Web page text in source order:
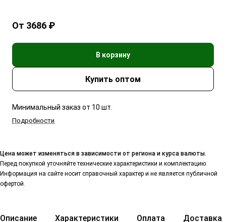
От 3686 ₽
В корзину
Минимальный заказ от 10 шт.
Подробности
Цена может изменяться в зависимости от региона и курса валюты.
Перед покупкой уточняйте технические характеристики и комплектацию.
Информация на сайте носит справочный характер и не является публичной
офертой.
Описание Характеристики Оплата Доставка